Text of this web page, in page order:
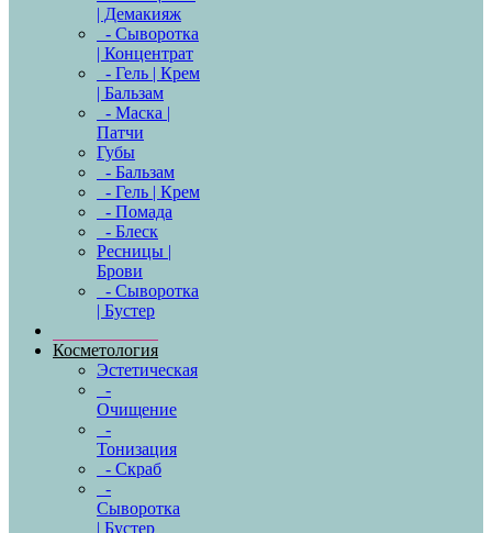
| Демакияж
- Сыворотка
| Концентрат
- Гель | Крем
| Бальзам
- Маска |
Патчи
Губы
- Бальзам
- Гель | Крем
- Помада
- Блеск
Ресницы |
Брови
- Сыворотка
| Бустер
Косметология
Эстетическая
-
Очищение
-
Тонизация
- Скраб
-
Сыворотка
| Бустер